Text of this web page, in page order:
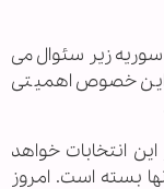
سوریه زیر سئوال می
خصوص اهمیتی
انتخابات خواهد
بسته است. امروز